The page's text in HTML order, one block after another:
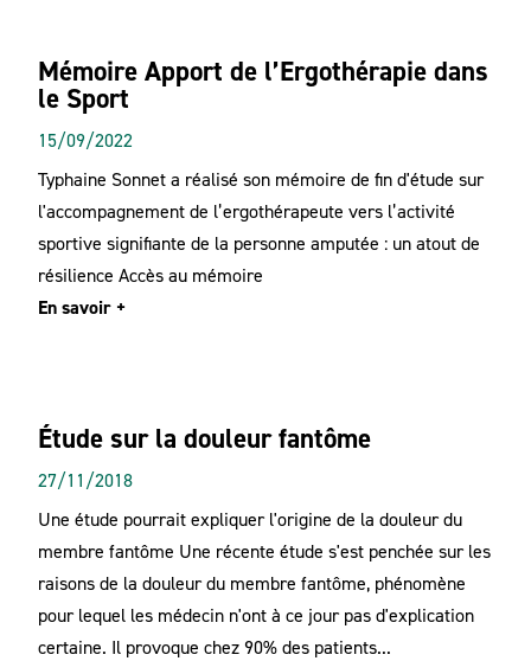
Mémoire Apport de l’Ergothérapie dans
le Sport
15/09/2022
Typhaine Sonnet a réalisé son mémoire de fin d'étude sur
l'accompagnement de l’ergothérapeute vers l’activité
sportive signifiante de la personne amputée : un atout de
résilience Accès au mémoire
En savoir +
Étude sur la douleur fantôme
27/11/2018
Une étude pourrait expliquer l'origine de la douleur du
membre fantôme Une récente étude s'est penchée sur les
raisons de la douleur du membre fantôme, phénomène
pour lequel les médecin n'ont à ce jour pas d'explication
certaine. Il provoque chez 90% des patients...